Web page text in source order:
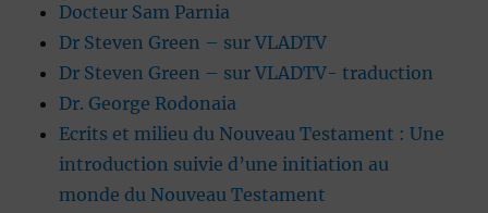
Docteur Sam Parnia
Dr Steven Green – sur VLADTV
Dr Steven Green – sur VLADTV- traduction
Dr. George Rodonaia
Ecrits et milieu du Nouveau Testament : Une
introduction suivie d’une initiation au
monde du Nouveau Testament